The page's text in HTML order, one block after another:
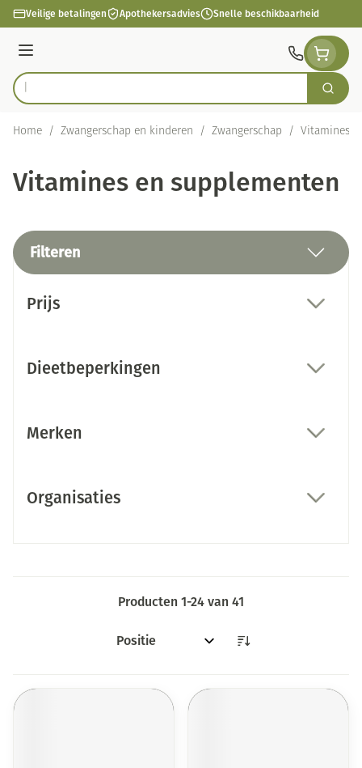
Ga naar de inhoud
Veilige betalingen Apothekersadvies Snelle beschikbaarheid
Menu
Product, merk, categorie... Zoek
Home / Zwangerschap en kinderen / Zwangerschap / Vitamines
Vitamines en supplementen
Filteren
Prijs
Dieetbeperkingen
Merken
Organisaties
Producten 1-24 van 41
Sorteer op: